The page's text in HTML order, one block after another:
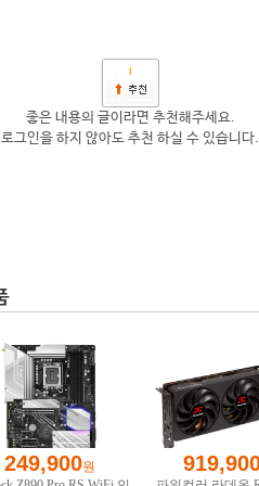
1
좋은 내용의 글이라면 추천해주세요.
로그인을 하지 않아도 추천 하실 수 있습니다.